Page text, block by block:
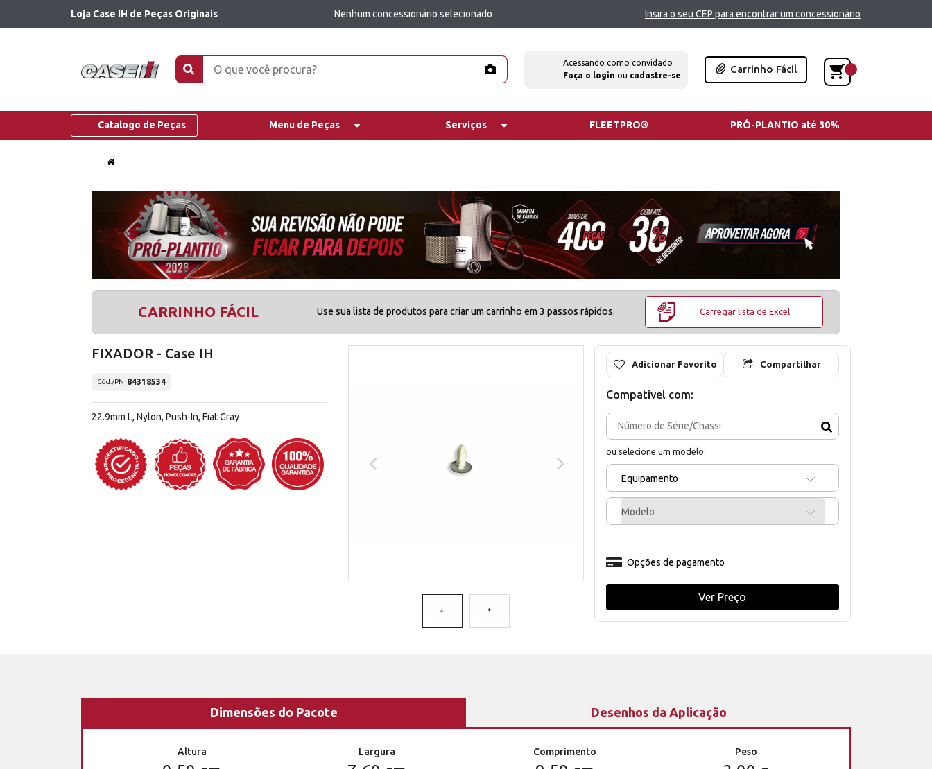
Loja Case IH de Peças Originais Nenhum concessionário selecionado Insira o seu CEP para encontrar um concessionário
Acessando como convidado
Faça o login ou cadastre-se
Carrinho Fácil
Catalogo de Peças Menu de Peças Serviços FLEETPRO® PRÓ-PLANTIO até 30%
CARRINHO FÁCIL Use sua lista de produtos para criar um carrinho em 3 passos rápidos. Carregar lista de Excel
FIXADOR - Case IH
Cód./PN 84318534
22.9mm L, Nylon, Push-In, Fiat Gray
Adicionar Favorito Compartilhar
Compativel com:
ou selecione um modelo:
Equipamento
Modelo
Opções de pagamento
Ver Preço
Dimensões do Pacote Desenhos da Aplicação
Altura Largura Comprimento Peso